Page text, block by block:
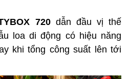
720dẫn đầu vị thế
loa di động có hiệu năng
khi tổng công suất lên tới